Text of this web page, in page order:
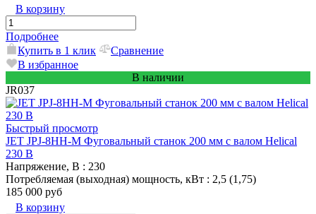
В корзину
Подробнее
Купить в 1 клик
Сравнение
В избранное
В наличии
JR037
Быстрый просмотр
JET JPJ-8HH-M Фуговальный станок 200 мм с валом Helical
230 В
Напряжение, В : 230
Потребляемая (выходная) мощность, кВт : 2,5 (1,75)
185 000 руб
В корзину